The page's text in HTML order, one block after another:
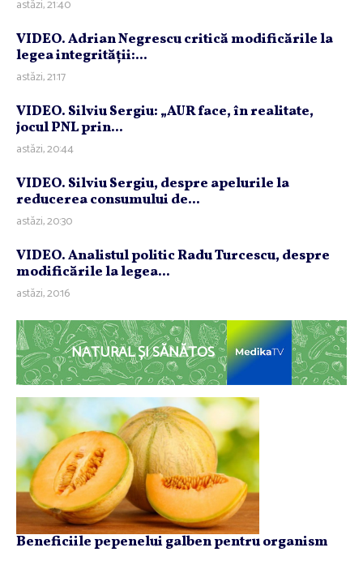
astăzi, 21:40
VIDEO. Adrian Negrescu critică modificările la
legea integrităţii:...
astăzi, 21:17
VIDEO. Silviu Sergiu: „AUR face, în realitate,
jocul PNL prin...
astăzi, 20:44
VIDEO. Silviu Sergiu, despre apelurile la
reducerea consumului de...
astăzi, 20:30
VIDEO. Analistul politic Radu Turcescu, despre
modificările la legea...
astăzi, 20:16
NATURAL ȘI SĂNĂTOS
Beneficiile pepenelui galben pentru organism